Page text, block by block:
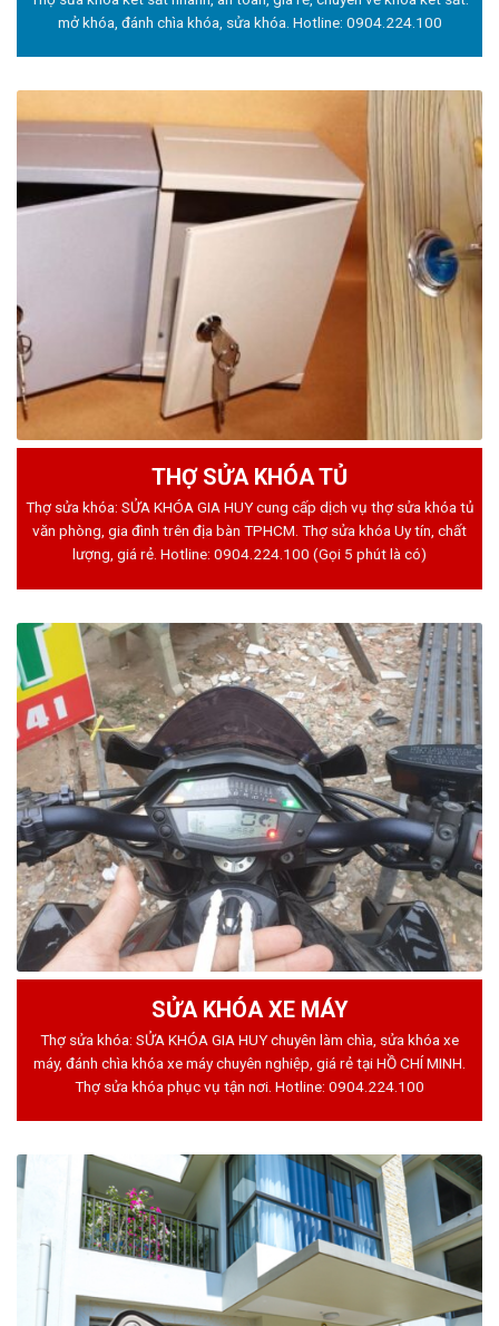
mở khóa, đánh chìa khóa, sửa khóa. Hotline: 0904.224.100
THỢ SỬA KHÓA TỦ
Thợ sửa khóa: SỬA KHÓA GIA HUY cung cấp dịch vụ thợ sửa khóa tủ
văn phòng, gia đình trên địa bàn TPHCM. Thợ sửa khóa Uy tín, chất
lượng, giá rẻ. Hotline: 0904.224.100 (Gọi 5 phút là có)
SỬA KHÓA XE MÁY
Thợ sửa khóa: SỬA KHÓA GIA HUY chuyên làm chìa, sửa khóa xe
máy, đánh chìa khóa xe máy chuyên nghiệp, giá rẻ tại HỒ CHÍ MINH.
Thợ sửa khóa phục vụ tận nơi. Hotline: 0904.224.100